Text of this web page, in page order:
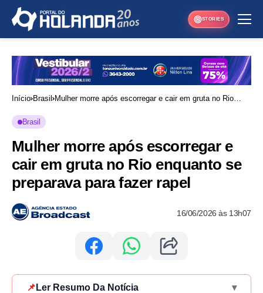
STORIES
Início Brasil
Mulher morre após escorregar e cair em gruta no Rio
Brasil
Mulher morre após escorregar e
cair em gruta no Rio enquanto se
preparava para fazer rapel
16/06/2026 às 13h07
📌 Ler Resumo Da Notícia ▾